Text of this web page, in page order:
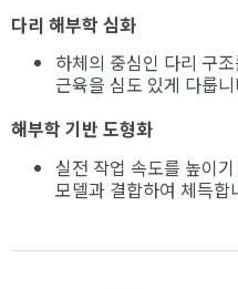
다리 해부학 심화
하체의 중심인 다리 구
근육을 심도 있게 다룹
해부학 기반 도형화
실전 작업 속도를 높이
모델과 결합하여 체득합